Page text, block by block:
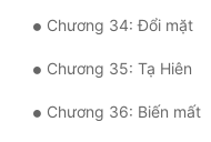
Điền Văn
Đô Thị
Đông Phương
Chương 34: Đổi mặt
Chương 35: Tạ Hiên
Chương 36: Biến mất